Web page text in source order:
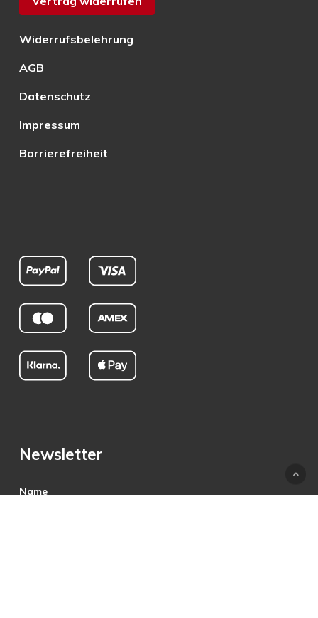
Widerrufsbelehrung
AGB
Datenschutz
Impressum
Barrierefreiheit
Newsletter
Name